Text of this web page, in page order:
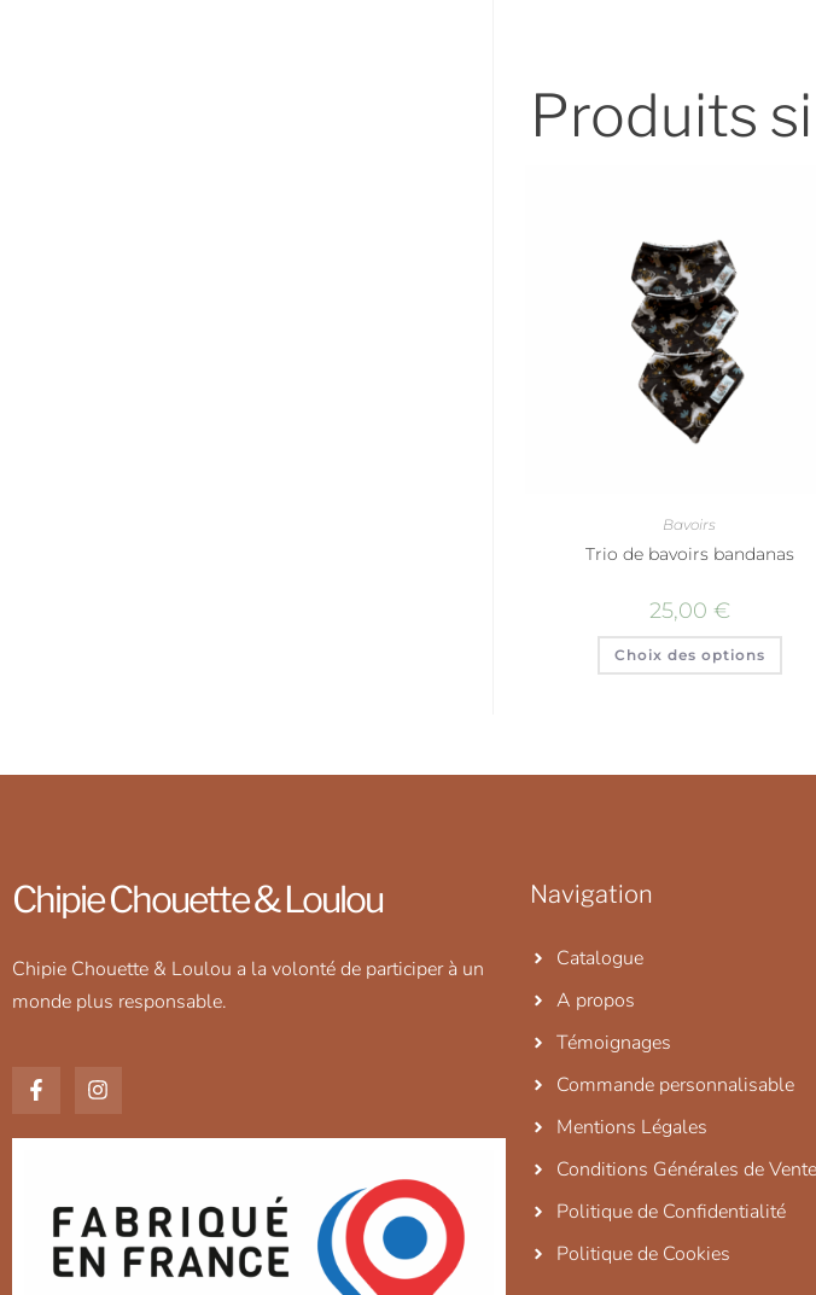
Produits
Bavoirs
Trio de bavoirs bandanas
25,00 €
Choix des options
Chipie Chouette & Loulou
Chipie Chouette & Loulou a la volonté de participer à un
monde plus responsable.
Navigation
Catalogue
A propos
Témoignages
Commande personnalisable
Mentions Légales
Conditions Générales de Vente
Politique de Confidentialité
Politique de Cookies